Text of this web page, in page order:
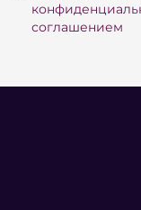
соглашением